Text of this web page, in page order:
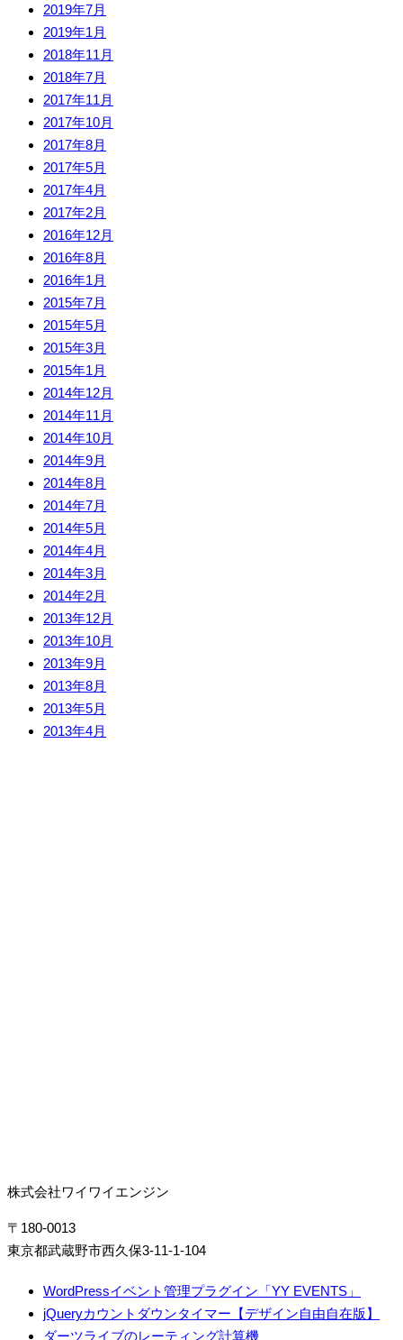
2019年7月
2019年1月
2018年11月
2018年7月
2017年11月
2017年10月
2017年8月
2017年5月
2017年4月
2017年2月
2016年12月
2016年8月
2016年1月
2015年7月
2015年5月
2015年3月
2015年1月
2014年12月
2014年11月
2014年10月
2014年9月
2014年8月
2014年7月
2014年5月
2014年4月
2014年3月
2014年2月
2013年12月
2013年10月
2013年9月
2013年8月
2013年5月
2013年4月
株式会社ワイワイエンジン
〒180-0013
東京都武蔵野市西久保3-11-1-104
WordPressイベント管理プラグイン「YY EVENTS」
jQueryカウントダウンタイマー【デザイン自由自在版】
ダーツライブのレーティング計算機